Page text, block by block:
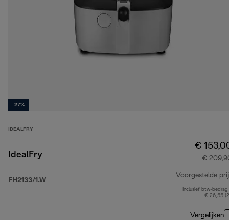
-27%
IDEALFRY
IdealFry
FH2133/1.W
€
€
Voorgestelde
Inclusief btw-bedrag
€ 26,55
Vergelijken